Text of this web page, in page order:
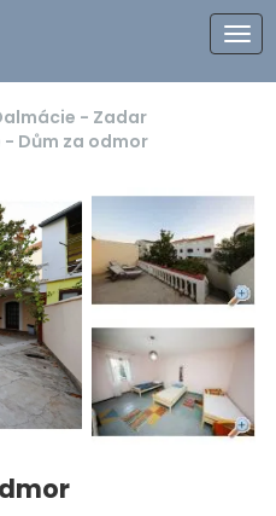
- Zadar
- Dům za odmor